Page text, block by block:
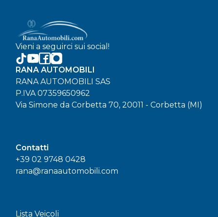
Vieni a seguirci sui social!
RANA AUTOMOBILI
RANA AUTOMOBILI SAS
P.IVA 07359650962
Via Simone da Corbetta 70, 20011 - Corbetta (MI)
Contatti
+39 02 9748 0428
rana@ranaautomobili.com
Lista Veicoli